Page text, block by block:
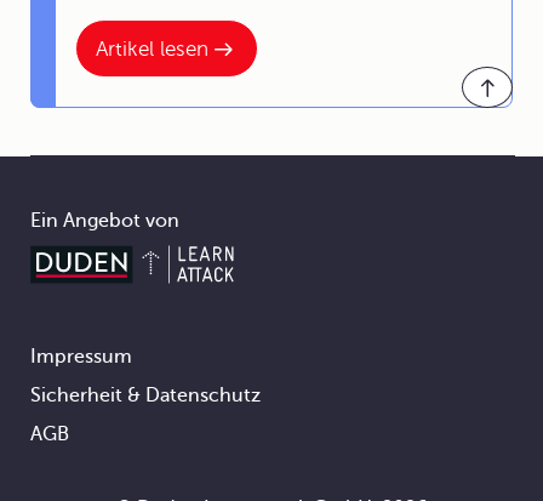
Artikel lesen
Ein Angebot von
Footer
Impressum
Sicherheit & Datenschutz
AGB